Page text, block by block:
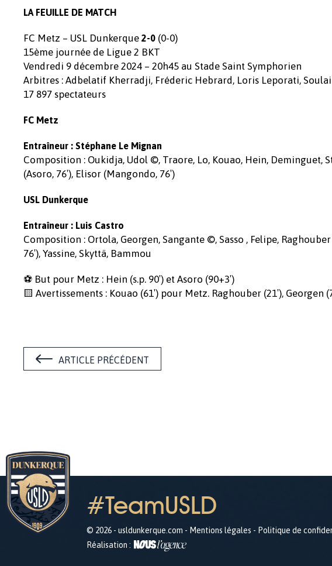
LA FEUILLE DE MATCH
FC Metz – USL Dunkerque 2-0 (0-0)
15ème journée de Ligue 2 BKT
Vendredi 9 décembre 2024 – 20h45 au Stade Saint Symphorien
Arbitres : Adbelatif Kherradji, Fréderic Hebrard, Loris Leporati,
17 897 spectateurs
FC Metz
Entraîneur : Stéphane Le Mignan
Composition : Oukidja, Udol ©, Traore, Lo, Kouao, Hein, Deminguet,
(Asoro, 76′), Elisor (Mangondo, 76′)
USL Dunkerque
Entraîneur : Luis Castro
Composition : Ortola, Georgen, Sangante ©, Sasso , Felipe, Raghouber
76′), Yassine, Skyttä, Bammou
⚽ But pour Metz : Hein (s.p. 90′) et Asoro (90+3′)
🟨 Avertissements : Kouao (61′) pour Metz. Raghouber (21′), Georgen
ARTICLE PRÉCÉDENT
#TeamUSLD
© 2026 - usldunkerque.com - Mentions légales - Politique de
Réalisation :